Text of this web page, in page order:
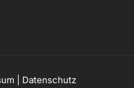
Datenschutz